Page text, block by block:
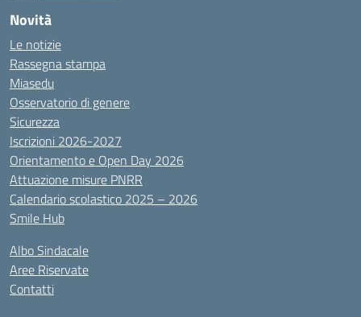
Novità
Le notizie
Rassegna stampa
Miasedu
Osservatorio di genere
Sicurezza
Iscrizioni 2026-2027
Orientamento e Open Day 2026
Attuazione misure PNRR
Calendario scolastico 2025 – 2026
Smile Hub
Albo Sindacale
Aree Riservate
Contatti